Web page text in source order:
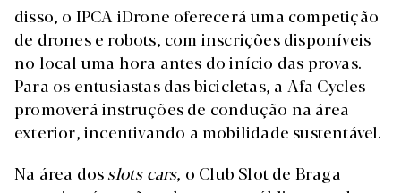
disso, o IPCA iDrone oferecerá uma competição
de drones e robots, com inscrições disponíveis
no local uma hora antes do início das provas.
Para os entusiastas das bicicletas, a Afa Cycles
promoverá instruções de condução na área
exterior, incentivando a mobilidade sustentável.
Na área dosslots cars, o Club Slot de Braga